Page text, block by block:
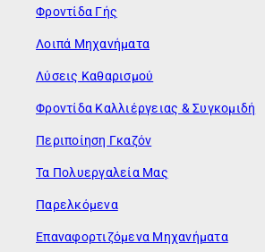
Φροντίδα Γής
Λοιπά Μηχανήματα
Λύσεις Καθαρισμού
Φροντίδα Καλλιέργειας & Συγκομιδή
Περιποίηση Γκαζόν
Τα Πολυεργαλεία Μας
Παρελκόμενα
Επαναφορτιζόμενα Μηχανήματα